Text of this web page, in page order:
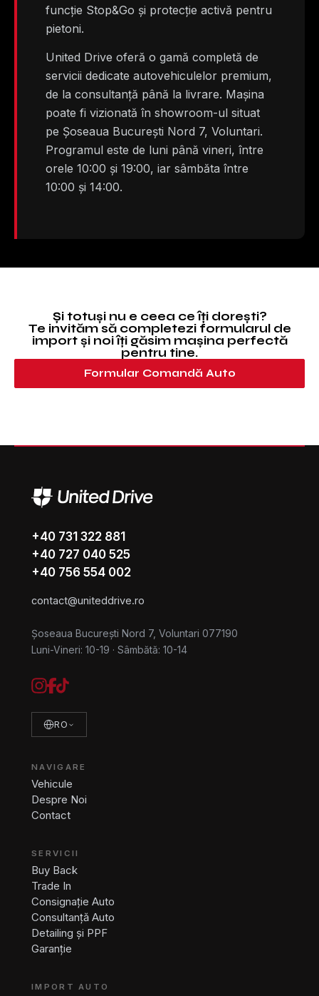
funcție Stop&Go și protecție activă pentru
pietoni.
United Drive oferă o gamă completă de
servicii dedicate autovehiculelor premium,
de la consultanță până la livrare. Mașina
poate fi vizionată în showroom-ul situat
pe Șoseaua București Nord 7, Voluntari.
Programul este de luni până vineri, între
orele 10:00 și 19:00, iar sâmbăta între
10:00 și 14:00.
Și totuși nu e ceea ce îți dorești?
Te invităm să completezi formularul de
import și noi îți găsim mașina perfectă
pentru tine.
Formular Comandă Auto
+40 731 322 881
+40 727 040 525
+40 756 554 002
contact@uniteddrive.ro
Șoseaua București Nord 7, Voluntari 077190
Luni-Vineri: 10-19 · Sâmbătă: 10-14
RO
NAVIGARE
Vehicule
Despre Noi
Contact
SERVICII
Buy Back
Trade In
Consignație Auto
Consultanță Auto
Detailing și PPF
Garanție
IMPORT AUTO